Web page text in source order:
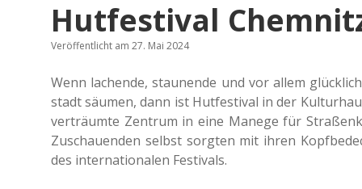
Hutfestival
Veröffentlicht am 27. Mai 2024
Wenn lachen­de, stau­nen­de und vor allem
stadt säumen, dann ist Hut­fes­ti­val in der
ver­träum­te Zen­trum in eine Manege für
Zuschau­en­den selbst sorg­ten mit ihren
des inter­na­tio­na­len Festivals.